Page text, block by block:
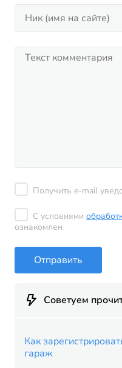
Получить e-mail
С условиями
ознакомлен
Отправить
Советуем
Как
гараж